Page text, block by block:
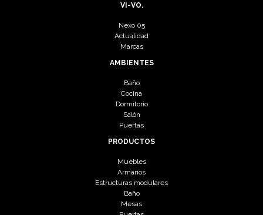
VI-VO.
Nexo 05
Actualidad
Marcas
AMBIENTES
Baño
Cocina
Dormitorio
Salón
Puertas
PRODUCTOS
Muebles
Armarios
Estructuras modulares
Baño
Mesas